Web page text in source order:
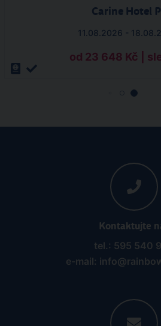
Carine Hotel
11.08.2026 -
od 23 648 Kč |
Kontaktujte
tel.: 595 540
e-mail: